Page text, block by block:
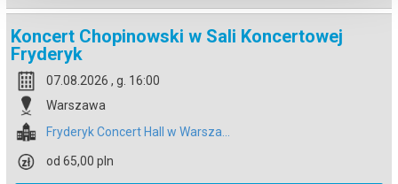
Koncert Chopinowski w Sali Koncertowej
Fryderyk
07.08.2026 , g. 16:00
Warszawa
Fryderyk Concert Hall w Warsza...
od 65,00 pln